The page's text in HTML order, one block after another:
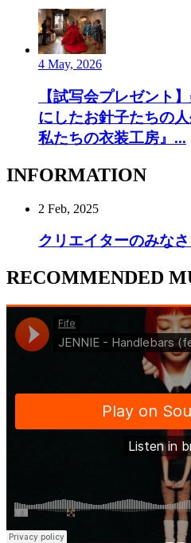
4 May, 2026
【試写会プレゼント
にしたお針子たちの
私たちの衣装工房』...
INFORMATION
2 Feb, 2025
クリエイターのみな
RECOMMENDED